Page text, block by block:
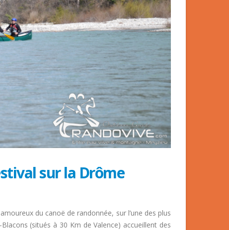
sur la Drôme
du canoë de randonnée, sur l’une des plus
(situés à 30 Km de Valence) accueillent des